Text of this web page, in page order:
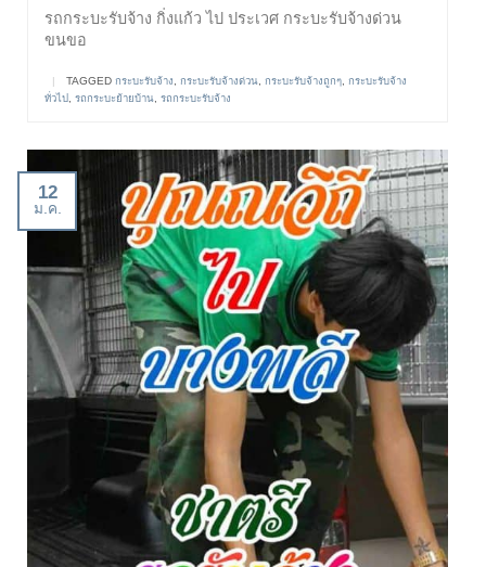
รถกระบะรับจ้าง กิ่งแก้ว ไป ประเวศ กระบะรับจ้างด่วน
ขนขอ
| TAGGED กระบะรับจ้าง, กระบะรับจ้างด่วน, กระบะรับจ้างถูกๆ, กระบะรับจ้าง
ทั่วไป, รถกระบะย้ายบ้าน, รถกระบะรับจ้าง
12
ม.ค.